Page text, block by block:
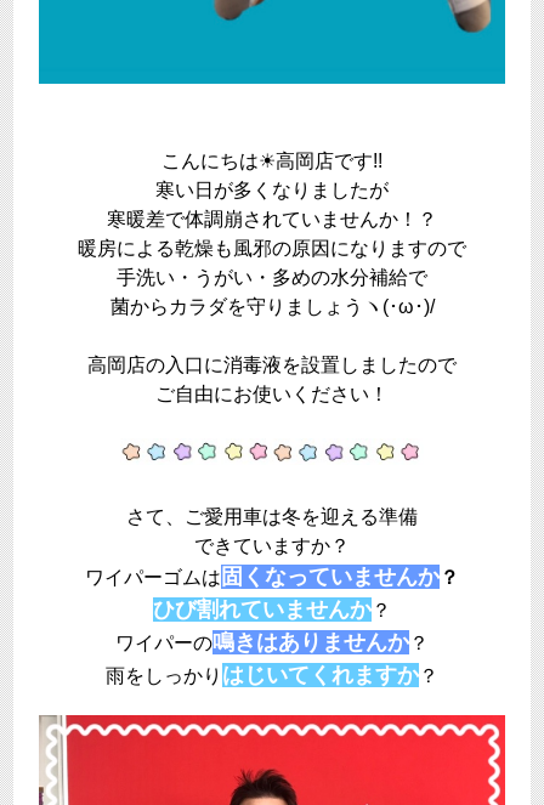
こんにちは☀高岡店です!!
寒い日が多くなりましたが
寒暖差で体調崩されていませんか！？
暖房による乾燥も風邪の原因になりますので
手洗い・うがい・多めの水分補給で
菌からカラダを守りましょうヽ(･ω･)/
高岡店の入口に消毒液を設置しましたので
ご自由にお使いください！
さて、ご愛用車は冬を迎える準備
できていますか？
ワイパーゴムは 固くなっていませんか ？
ひび割れていませんか ？
ワイパーの鳴きはありませんか ？
雨をしっかり はじいてくれますか ？